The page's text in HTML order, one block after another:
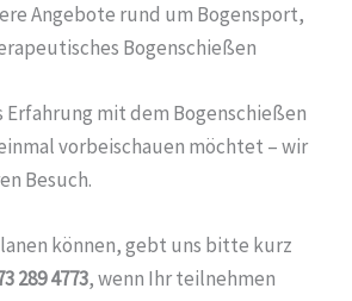
Angebote rund um Bogensport,
Bogenschießen
Erfahrung mit dem Bogenschießen
vorbeischauen möchtet – wir
Besuch.
können, gebt uns bitte kurz
289 4773, wenn Ihr teilnehmen